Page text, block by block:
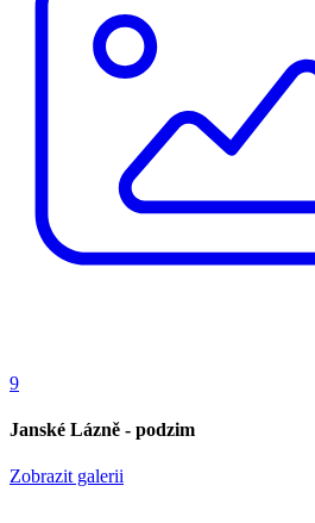
9
Janské Lázně - podzim
Zobrazit galerii